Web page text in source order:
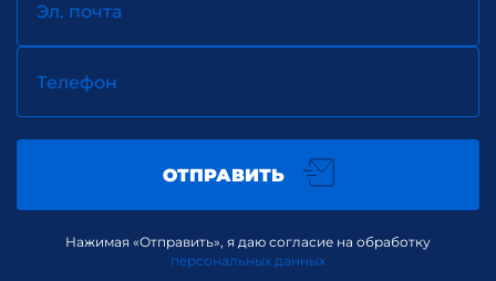
Эл. почта
Телефон
ОТПРАВИТЬ
Нажимая «Отправить», я даю согласие на обработку
персональных данных